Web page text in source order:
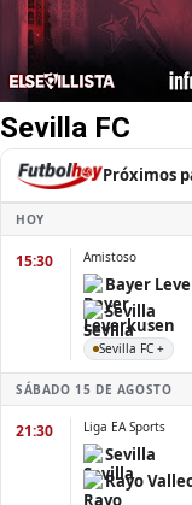
Sevilla FC